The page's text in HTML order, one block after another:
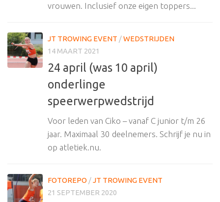
vrouwen. Inclusief onze eigen toppers...
JT TROWING EVENT /WEDSTRIJDEN
14 MAART 2021
24 april (was 10 april)
onderlinge
speerwerpwedstrijd
Voor leden van Ciko – vanaf C junior t/m 26
jaar. Maximaal 30 deelnemers. Schrijf je nu in
op atletiek.nu.
FOTOREPO /JT TROWING EVENT
21 SEPTEMBER 2020